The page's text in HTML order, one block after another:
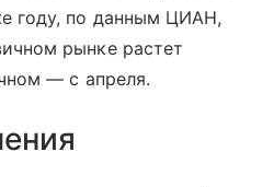
году, по данным ЦИАН,
рынке растет
— с апреля.